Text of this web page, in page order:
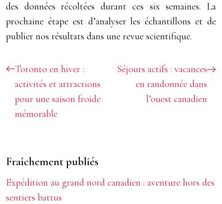
des données récoltées durant ces six semaines. La
prochaine étape est d’analyser les échantillons et de
publier nos résultats dans une revue scientifique.
Toronto en hiver :
activités et attractions
pour une saison froide
mémorable
Séjours actifs : vacances
en randonnée dans
l’ouest canadien
Fraîchement publiés
Expédition au grand nord canadien : aventure hors des
sentiers battus